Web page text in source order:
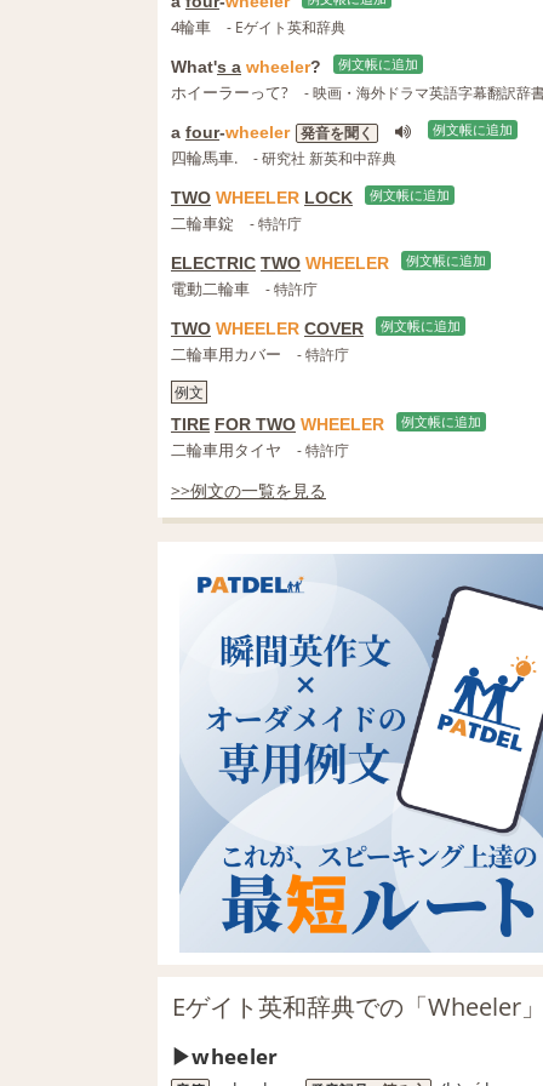
4輪車 - Eゲイト英和辞典
What's a wheeler? 例文帳に追加
ホイーラーって? - 映画・海外ドラマ英語字幕翻訳辞
a four‐wheeler 発音を聞く 例文帳に追加
四輪馬車. - 研究社 新英和中辞典
TWO WHEELER LOCK 例文帳に追加
二輪車錠 - 特許庁
ELECTRIC TWO WHEELER 例文帳に追加
電動二輪車 - 特許庁
TWO WHEELER COVER 例文帳に追加
二輪車用カバー
- 特許庁
例文
TIRE FOR TWO WHEELER 例文帳に追加
二輪車用タイヤ - 特許庁
>>例文の一覧を見る
Eゲイト英和辞典での「Wheeler
wheeler